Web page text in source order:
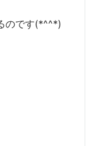
のです(*^^*)